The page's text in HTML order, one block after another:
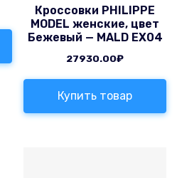
Кроссовки PHILIPPE
MODEL женские, цвет
Бежевый — MALD EX04
27930.00₽
Купить товар